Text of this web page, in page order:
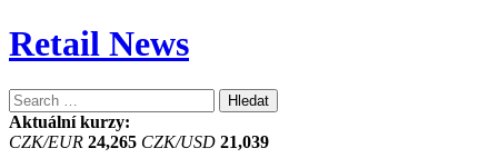
Retail News
Vyhledávání
Aktuální kurzy:
CZK/EUR 24,265 CZK/USD 21,039